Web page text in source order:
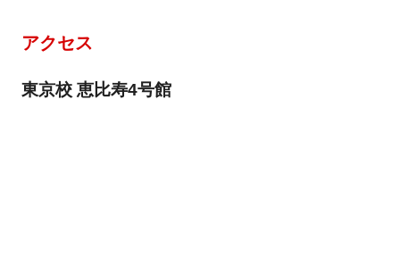
アクセス
東京校 恵比寿4号館